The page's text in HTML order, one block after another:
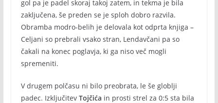
gol pa je padel skoraj takoj zatem, in tekma je bila
zaključena, še preden se je sploh dobro razvila.
Obramba modro-belih je delovala kot odprta knjiga –
Celjani so prebrali vsako stran, Lendavčani pa so
čakali na konec poglavja, ki ga niso več mogli
spremeniti.
V drugem polčasu ni bilo preobrata, le še globlji
padec. Izključitev Tojčića in prosti strel za 0:5 sta bila